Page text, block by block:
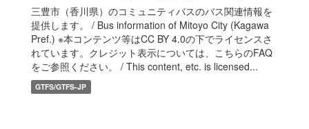
三豊市（香川県）のコミュニティバスのバス関連情報を
提供します。 / Bus information of Mitoyo City (Kagawa
Pref.) ※本コンテンツ等はCC BY 4.0の下でライセンスさ
れています。クレジット表示については、こちらのFAQ
をご参照ください。 / This content, etc. is licensed...
GTFS/GTFS-JP